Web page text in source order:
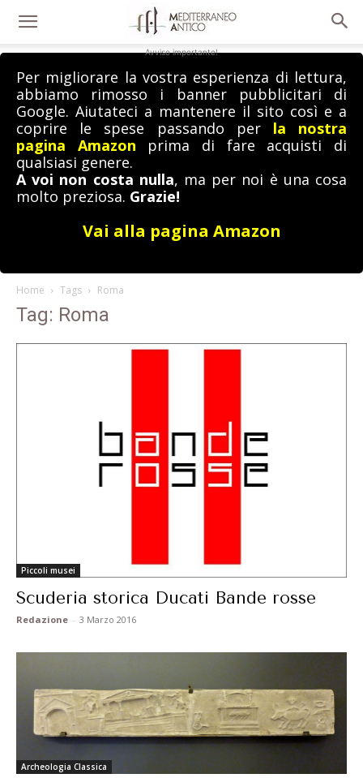
Avviso importante!
Per migliorare la vostra esperienza di lettura,
abbiamo rimosso i banner pubblicitari di
Google. Aiutateci a mantenere il sito così e a
coprire le spese passando per la nostra
pagina Amazon prima di fare acquisti di
qualsiasi genere.
A voi non costa nulla, ma per noi è una cosa
molto preziosa. Grazie!
Vai alla pagina Amazon
Home Tags Roma
Tag: Roma
Piccoli musei
Scuderia storica Ducati Bande rosse
Redazione - 3 Marzo 2016
Archeologia Classica